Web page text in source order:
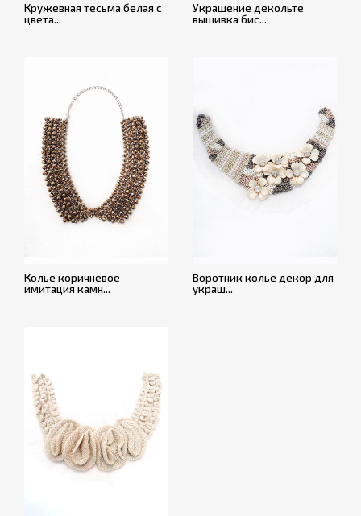
Кружевная тесьма белая с
цвета...
Украшение декольте
вышивка бис...
Колье коричневое
имитация камн...
Воротник колье декор для
украш...